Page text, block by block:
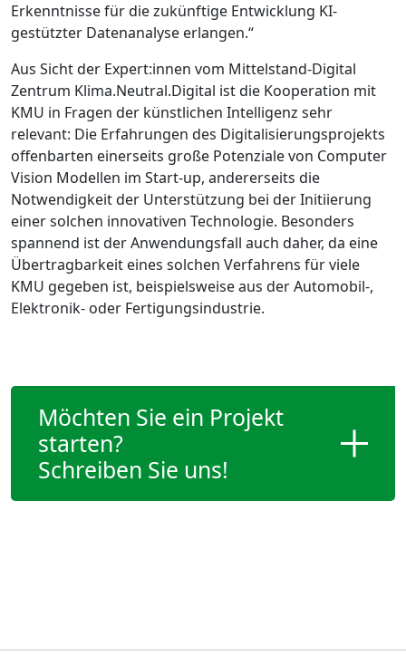
Erkenntnisse für die zukünftige Entwicklung KI-
gestützter Datenanalyse erlangen.“
Aus Sicht der Expert:innen vom Mittelstand-Digital
Zentrum Klima.Neutral.Digital ist die Kooperation mit
KMU in Fragen der künstlichen Intelligenz sehr
relevant: Die Erfahrungen des Digitalisierungsprojekts
offenbarten einerseits große Potenziale von Computer
Vision Modellen im Start-up, andererseits die
Notwendigkeit der Unterstützung bei der Initiierung
einer solchen innovativen Technologie. Besonders
spannend ist der Anwendungsfall auch daher, da eine
Übertragbarkeit eines solchen Verfahrens für viele
KMU gegeben ist, beispielsweise aus der Automobil-,
Elektronik- oder Fertigungsindustrie.
Möchten Sie ein Projekt
starten?
Schreiben Sie uns!